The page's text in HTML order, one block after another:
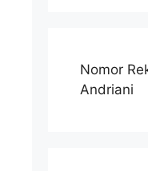
Nomor
Andriani